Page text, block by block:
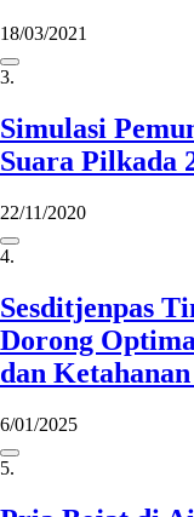
18/03/2021
3.
Simulasi
Suara Pilkada
22/11/2020
4.
Sesditjenpas
Dorong
dan
6/01/2025
5.